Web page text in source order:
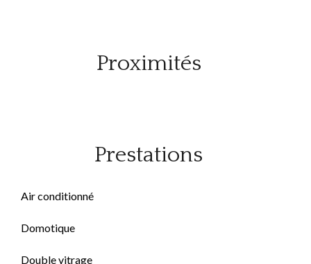
Proximités
Prestations
Air conditionné
Domotique
Double vitrage